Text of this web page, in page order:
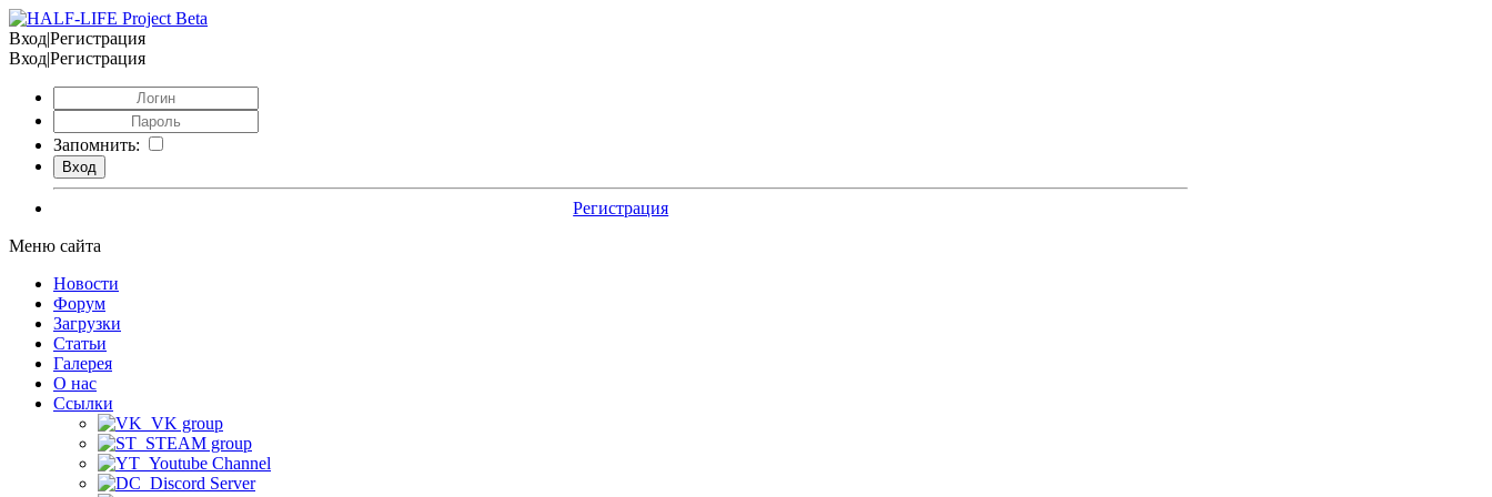
Вход|Регистрация
Вход|Регистрация
Запомнить:
Регистрация
Меню сайта
Новости
Форум
Загрузки
Статьи
Галерея
О нас
Ссылки
VK group
STEAM group
Youtube Channel
Discord Server